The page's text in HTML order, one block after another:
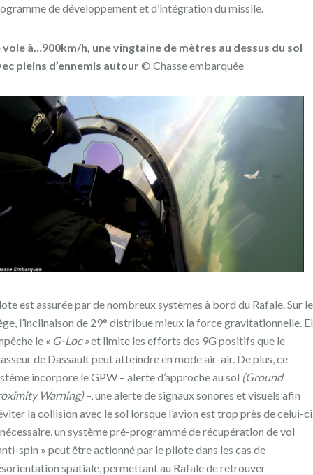
de développement et d’intégration du missile.
vole à…900km/h, une vingtaine de mètres au dessus du sol
pleins d’ennemis autour© Chasse embarquée
est assurée par de nombreux systèmes à bord du Rafale. Sur le
l’inclinaison de 29° distribue mieux la force gravitationnelle.
le « G-Loc »et limite les efforts des 9G positifs que le
de Dassault peut atteindre en mode air-air. De plus, ce
incorpore le GPW – alerte d’approche au sol (Ground
Warning)–, une alerte de signaux sonores et visuels afin
la collision avec le sol lorsque l’avion est trop près de celui-
un système pré-programmé de récupération de vol
spin » peut être actionné par le pilote dans les cas de
spatiale, permettant au Rafale de retrouver